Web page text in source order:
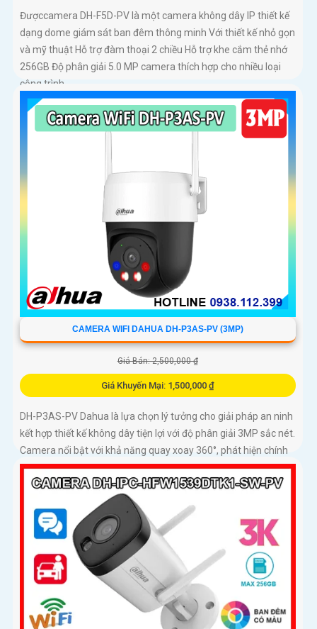
Đượccamera DH-F5D-PV là một camera không dây IP thiết kế
dạng dome giám sát ban đêm thông minh Với thiết kế nhỏ gọn
và mỹ thuật Hỗ trợ đàm thoại 2 chiều Hỗ trợ khe cắm thẻ nhớ
256GB Độ phân giải 5.0 MP camera thích hợp cho nhiều loại
công trình
CAMERA WIFI DAHUA DH-P3AS-PV (3MP)
Giá Bán: 2,500,000 ₫
Giá Khuyến Mại: 1,500,000 ₫
DH-P3AS-PV Dahua là lựa chọn lý tưởng cho giải pháp an ninh
kết hợp thiết kế không dây tiện lợi với độ phân giải 3MP sắc nét.
Camera nổi bật với khả năng quay xoay 360°, phát hiện chính
xác người và phương tiện, cảnh báo tức thì bằng đèn nháy và
còi hú